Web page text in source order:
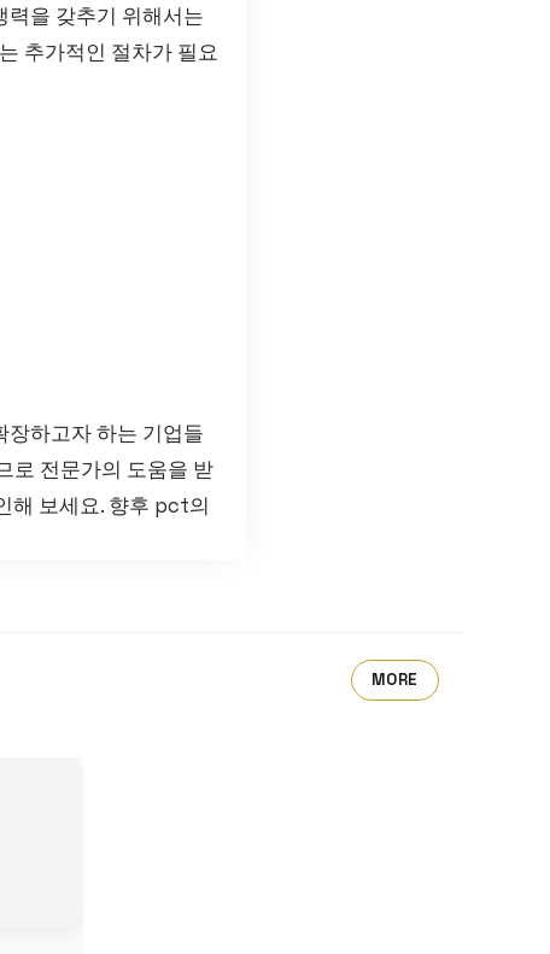
을 갖추기 위해서는
추가적인 절차가 필요
하고자 하는 기업들
로 전문가의 도움을 받
해 보세요. 향후 pct의
MORE